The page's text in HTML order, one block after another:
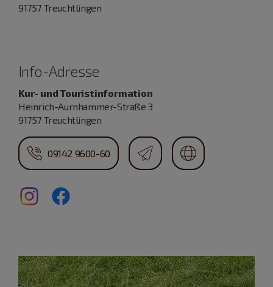
91757 Treuchtlingen
Info-Adresse
Kur- und Touristinformation
Heinrich-Aurnhammer-Straße 3
91757 Treuchtlingen
09142 9600-60